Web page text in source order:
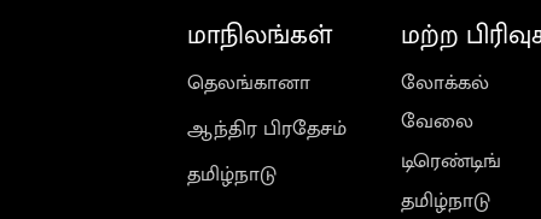
மாநிலங்கள்
தெலங்கானா
ஆந்திர பிரதேசம்
தமிழ்நாடு
மற்ற
லோக்கல்
வேலை
டிரெண்டிங்
தமிழ்நாடு